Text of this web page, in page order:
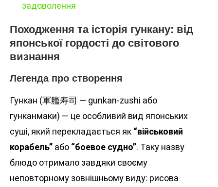
задоволення
Походження та історія гункану: від
японської гордості до світового
визнання
Легенда про створення
Гункан (軍艦寿司 — gunkan-zushi або
гунканмаки) — це особливий вид японських
суші, який перекладається як “військовий
корабель” або “боевое судно”. Таку назву
блюдо отримало завдяки своєму
неповторному зовнішньому виду: рисова